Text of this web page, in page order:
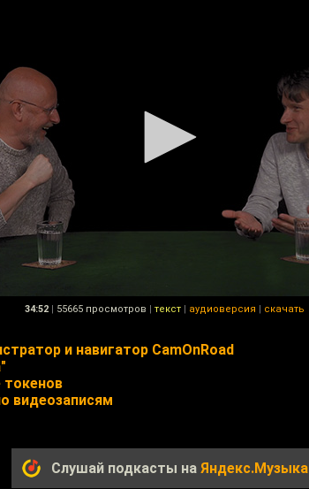
34:52 | 55665 просмотров | текст | аудиоверсия | скачать
и навигатор CamOnRoad
токенов
видеозаписям
Слушай подкасты на Яндекс.Музыка